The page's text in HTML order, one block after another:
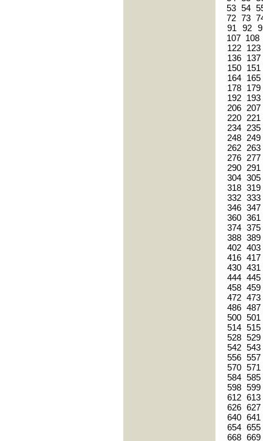
53 54
72 73
91
92
107 108
122
123
136
137
150
151
164
165
178
179
192
193
206 207
220
221
234
235
248
249
262
263
276
277
290
291
304 305
318 319
332 333
346 347
360 361
374 375
388 389
402 403
416 417
430 431
444 445
458 459
472 473
486 487
500 501
514 515
528 529
542 543
556 557
570 571
584 585
598 599
612 613
626 627
640 641
654 655
668 669